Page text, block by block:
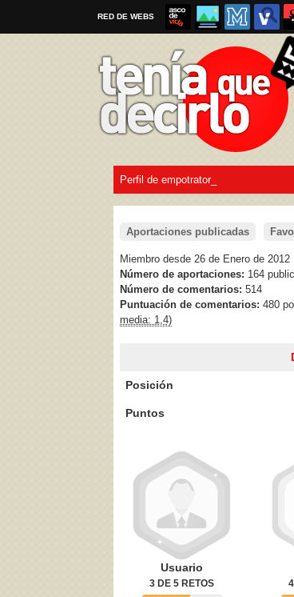
RED DE WEBS
Por favor, respeta las
Acepto losTérminos de uso
Perfil de empotrator_
Aportaciones publicadas
Miembro desde 26 de Enero de 2012
Número de aportaciones: 164
Número de comentarios: 514
Puntuación de comentarios: 480
media: 1,4)
Posición
Puntos
Usuario
3 DE 5 RETOS